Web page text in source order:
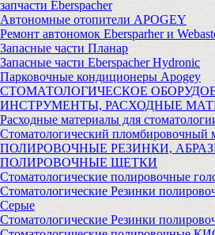
запчасти Eberspacher
Автономные отопители APOGEY
Ремонт автономок Ebersparher и
Запасные части Планар
Запасные части Eberspacher Hydronic
Парковочные кондиционеры Apogey
СТОМАТОЛОГИЧЕСКОЕ
ИНСТРУМЕНТЫ, РАСХОДНЫЕ
Расходные материалы для
Стоматологический пломбировочный
ПОЛИРОВОЧНЫЕ РЕЗИНКИ,
ПОЛИРОВОЧНЫЕ ЩЕТКИ
Стоматологические полировочные
Стоматологические Резинки
Серые
Стоматологические Резинки